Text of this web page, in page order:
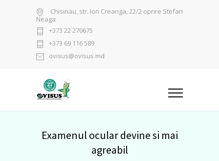
Chisinau, str. Ion Creanga, 22/2 oprire Stefan
Neaga
+373 22 270675
+373 69 116 589
ovisus@ovisus.md
Examenul ocular devine si mai
agreabil